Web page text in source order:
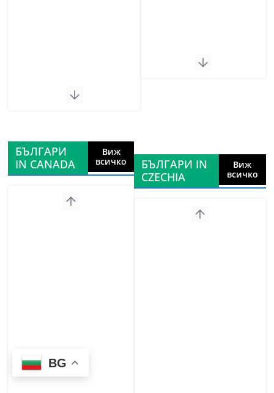
БЪЛГАРИ
IN CANADA
Виж
всичко
БЪЛГАРИ IN
CZECHIA
Виж
всичко
BG